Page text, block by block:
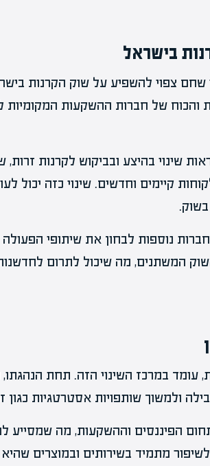
בישראל
צפוי להשפיע על שוק הקרנות
והכוח של חברות ההשקעות המקומיות
שינוי בהיצע ובביקוש לקרנות
קיימים וחדשים. שינוי כזה יכול
נוספות לבחון את שיתופי
המשתנים, מה שיכול לתרום
עומד במרכז השינוי הזה. תחת
ולמשוך שותפויות אסטרטגיות כגון
הפיננסים וההשקעות, מה
מתמיד בשירותים ובמוצרים